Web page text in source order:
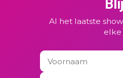
Al het laatste
elke